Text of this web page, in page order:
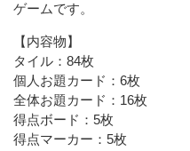
ゲームです。
【内容物】
タイル：84枚
個人お題カード：6枚
全体お題カード：16枚
得点ボード：5枚
得点マーカー：5枚